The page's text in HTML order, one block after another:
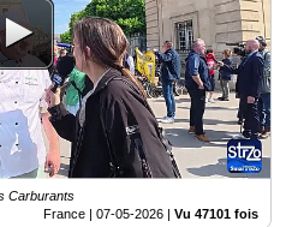
Carburants
France | 07-05-2026 Vu 47101 fois